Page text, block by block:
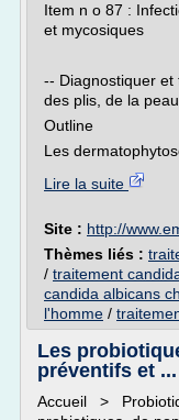
Item n o 87 :
et mycosiques
-- Diagnostiquer
des plis, de la
Outline
Les
Lire la suite
Site : http://
Thèmes liés :
/ traitement
candida albicans
l'homme /
Les
préventifs et ...
Accueil >